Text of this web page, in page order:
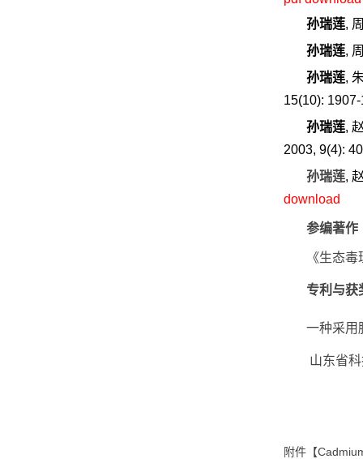
孙瑞莲,
孙瑞莲,
孙瑞莲,
15(10):
孙瑞莲,
2003, 9(4):
孙瑞莲,
download
参编著作
《生态
专利与获
一种采用
山东省
附件【